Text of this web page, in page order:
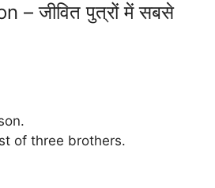
– जीवित पुत्रों में सबसे
of three brothers.